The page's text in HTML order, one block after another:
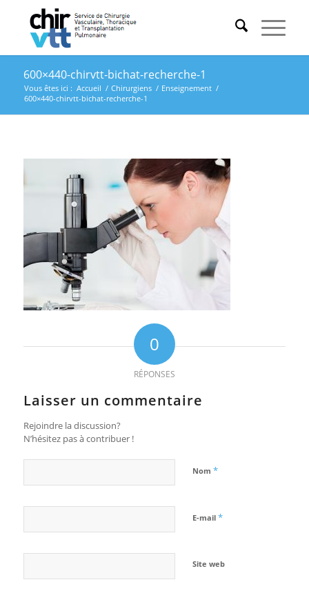
600×440-chirvtt-bichat-recherche-1
Vous êtes ici : Accueil / Chirurgiens / Enseignement /
600×440-chirvtt-bichat-recherche-1
0
RÉPONSES
Laisser un commentaire
Rejoindre la discussion?
N’hésitez pas à contribuer !
Nom *
E-mail *
Site web